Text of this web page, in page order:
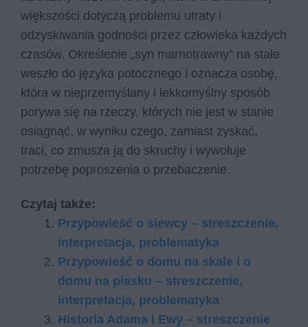
większości dotyczą problemu utraty i
odzyskiwania godności przez człowieka każdych
czasów. Określenie „syn marnotrawny” na stałe
weszło do języka potocznego i oznacza osobę,
która w nieprzemyślany i lekkomyślny sposób
porywa się na rzeczy, których nie jest w stanie
osiągnąć, w wyniku czego, zamiast zyskać,
traci, co zmusza ją do skruchy i wywołuje
potrzebę poproszenia o przebaczenie.
Czytaj także:
Przypowieść o siewcy – streszczenie,
interpretacja, problematyka
Przypowieść o domu na skale i o
domu na piasku – streszczenie,
interpretacja, problematyka
Historia Adama i Ewy – streszczenie